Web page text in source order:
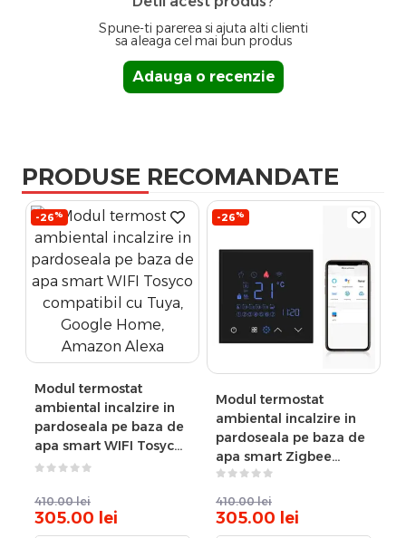
Spune-ti parerea si ajuta alti clienti
sa aleaga cel mai bun produs
Adauga o recenzie
PRODUSE RECOMANDATE
-26%
Modul termostat
ambiental incalzire in
pardoseala pe baza de
apa smart WIFI Tosyco
compatibil cu Tuya,
Alexa
410.00 lei
305.00 lei
-26%
Modul termostat
ambiental incalzire in
pardoseala pe baza de
apa smart Zigbee
Tosyco compatibil cu
Tuya, Google Home,
Amazon Alexa
410.00 lei
305.00 lei